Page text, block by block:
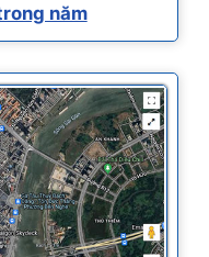
năm